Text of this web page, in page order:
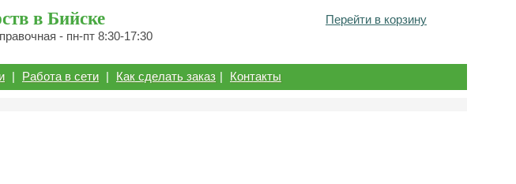
в Бийске
- пн-пт 8:30-17:30
Перейти в корзину
| Работа в сети | Как сделать заказ | Контакты